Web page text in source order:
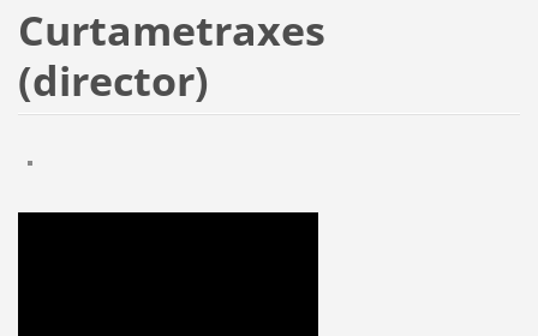
Curtametraxes
(director)